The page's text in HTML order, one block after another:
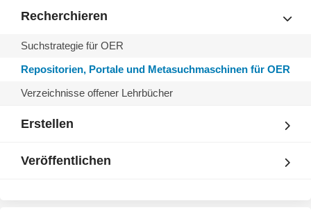
Recherchieren
Suchstrategie für OER
Repositorien, Portale und Metasuchmaschinen für OER
Verzeichnisse offener Lehrbücher
Erstellen
Veröffentlichen